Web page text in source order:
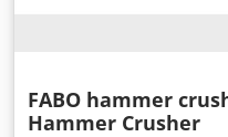
FABO hammer
Hammer Crusher